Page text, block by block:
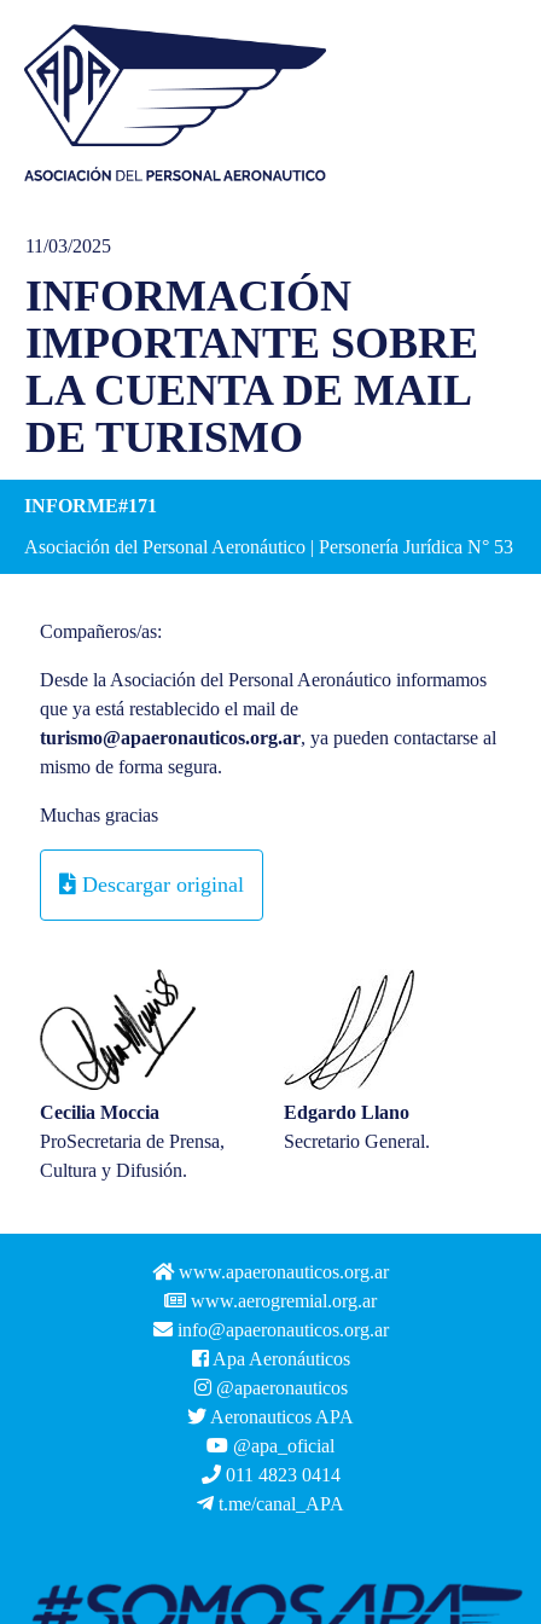
11/03/2025
INFORMACIÓN
IMPORTANTE SOBRE
LA CUENTA DE MAIL
DE TURISMO
INFORME#171
Asociación del Personal Aeronáutico | Personería Jurídica N° 53
Compañeros/as:
Desde la Asociación del Personal Aeronáutico informamos
que ya está restablecido el mail de
turismo@apaeronauticos.org.ar, ya pueden contactarse al
mismo de forma segura.
Muchas gracias
Descargar original
Cecilia Moccia
ProSecretaria de Prensa,
Cultura y Difusión.
Edgardo Llano
Secretario General.
www.apaeronauticos.org.ar
www.aerogremial.org.ar
info@apaeronauticos.org.ar
Apa Aeronáuticos
@apaeronauticos
Aeronauticos APA
@apa_oficial
011 4823 0414
t.me/canal_APA